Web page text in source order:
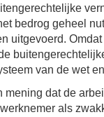
bedrog geheel
uitgevoerd.
van de wet
dat de
als